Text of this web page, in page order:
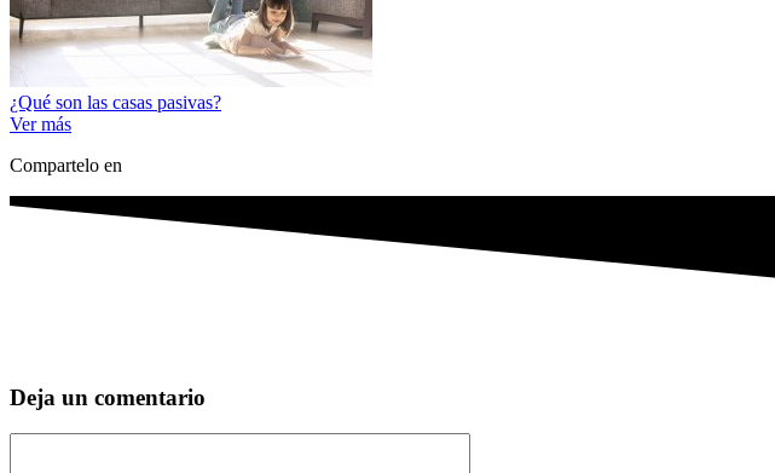
¿Qué son las casas pasivas?
Ver más
Compartelo en
Deja un comentario